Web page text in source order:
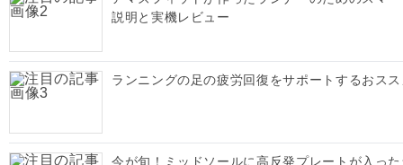
説明と実機レビュー
ランニングの足の疲労回復をサポートするおス
今が旬！ミッドソールに高反発プレートが入っ